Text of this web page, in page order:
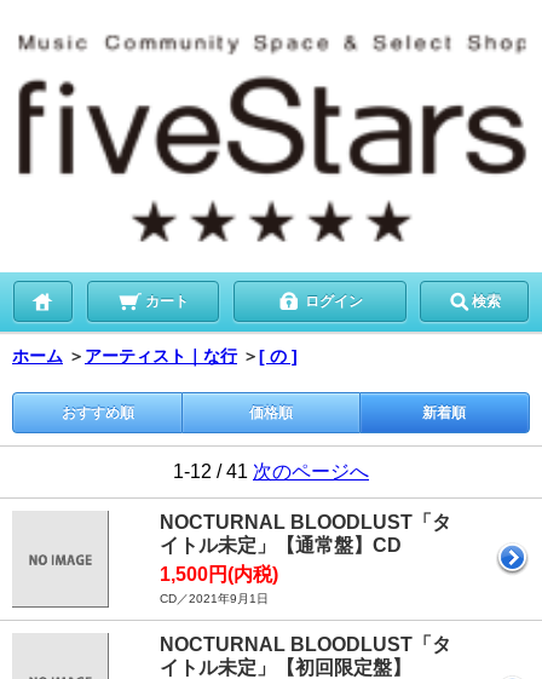
カート ログイン 検索
ホーム ＞ アーティスト｜な行 ＞[ の ]
おすすめ順 価格順 新着順
1-12 / 41 次のページへ
NOCTURNAL BLOODLUST「タ
イトル未定」【通常盤】CD
1,500円(内税)
CD／2021年9月1日
NOCTURNAL BLOODLUST「タ
イトル未定」【初回限定盤】